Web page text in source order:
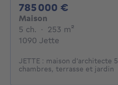
785 000 €
Maison
5 ch. 5 chambres
· 253 m²
1090 Jette
JETTE : maison d'architecte 5
chambres, terrasse et jardin